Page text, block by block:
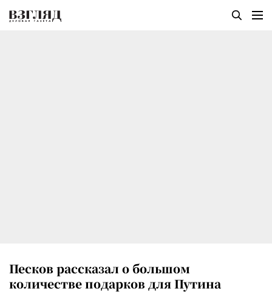
Песков рассказал о большом
количестве подарков для Путина